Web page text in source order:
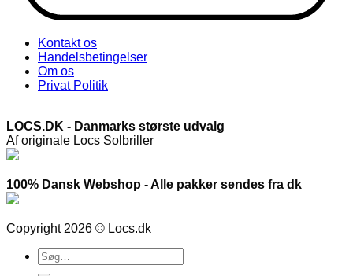
Kontakt os
Handelsbetingelser
Om os
Privat Politik
LOCS.DK - Danmarks største udvalg
Af originale Locs Solbriller
100% Dansk Webshop - Alle pakker sendes fra dk
Copyright 2026 © Locs.dk
Søg
efter: